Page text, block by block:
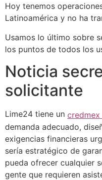
Hoy tenemos
Latinoamérica y no ha
Usamos lo último sobre
los puntos de todos los
Noticia
solicitante
Lime24 tiene un credmex
demanda adecuado,
exigencias financieras
serí­a estratégico de
pueda ofrecer cualquier
gente que requieren